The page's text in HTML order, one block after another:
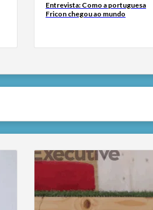
Entrevista: Como a portuguesa
Fricon chegou ao mundo